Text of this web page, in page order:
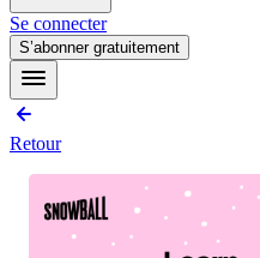
Se connecter
S’abonner gratuitement
Retour